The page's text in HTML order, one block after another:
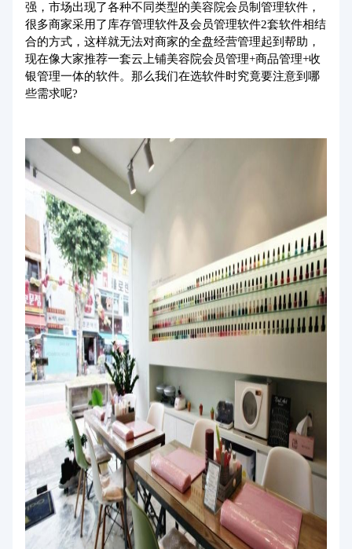
强，市场出现了各种不同类型的美容院会员制管理软件，
很多商家采用了 库存管理软件及会员管理软件2套软件相结
合的方式，这样就无法对商家的全盘经营管理起到帮助，
现在像大家推荐一套云上铺美容院会员管理+商品管理+收
银管理一体的软件。那么我们在选软件时究竟要注意到哪
些需求呢?